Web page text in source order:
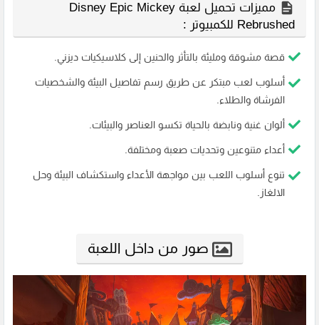
مميزات تحميل لعبة Disney Epic Mickey
Rebrushed للكمبيوتر :
قصة مشوقة ومليئة بالتأثر والحنين إلى كلاسيكيات ديزني.
أسلوب لعب مبتكر عن طريق رسم تفاصيل البيئة والشخصيات
الفرشاة والطلاء.
ألوان غنية ونابضة بالحياة تكسو العناصر والبيئات.
أعداء متنوعين وتحديات صعبة ومختلفة.
تنوع أسلوب اللعب بين مواجهة الأعداء واستكشاف البيئة وحل
الالغاز.
صور من داخل اللعبة